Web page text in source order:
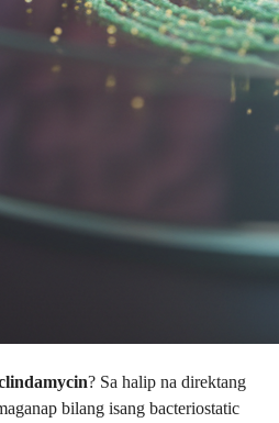
? Sa halip na direktang
bilang isang bacteriostatic